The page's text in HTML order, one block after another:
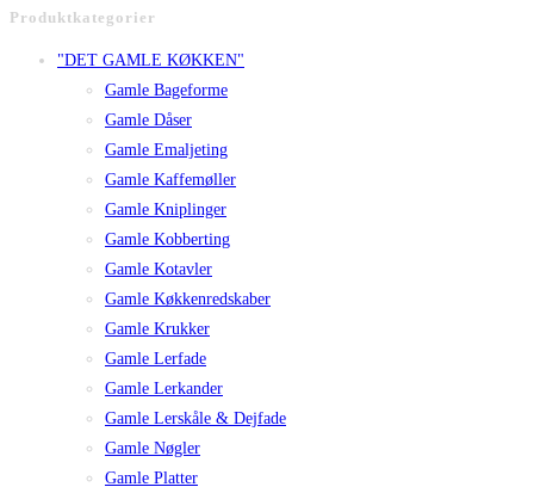
Produktkategorier
"DET GAMLE KØKKEN"
Gamle Bageforme
Gamle Dåser
Gamle Emaljeting
Gamle Kaffemøller
Gamle Kniplinger
Gamle Kobberting
Gamle Kotavler
Gamle Køkkenredskaber
Gamle Krukker
Gamle Lerfade
Gamle Lerkander
Gamle Lerskåle & Dejfade
Gamle Nøgler
Gamle Platter